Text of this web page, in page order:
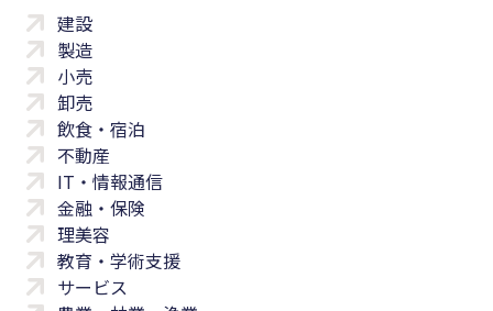
建設
製造
小売
卸売
飲食・宿泊
不動産
IT・情報通信
金融・保険
理美容
教育・学術支援
サービス